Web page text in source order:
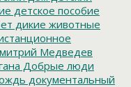
детское пособие
дикие животные
Медведев
Добрые люди
документальный